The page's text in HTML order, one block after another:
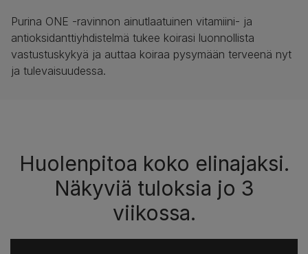
Purina ONE -ravinnon ainutlaatuinen vitamiini- ja
antioksidanttiyhdistelmä tukee koirasi luonnollista
vastustuskykyä ja auttaa koiraa pysymään terveenä nyt
ja tulevaisuudessa.
Huolenpitoa koko elinajaksi.
Näkyviä tuloksia jo 3
viikossa.